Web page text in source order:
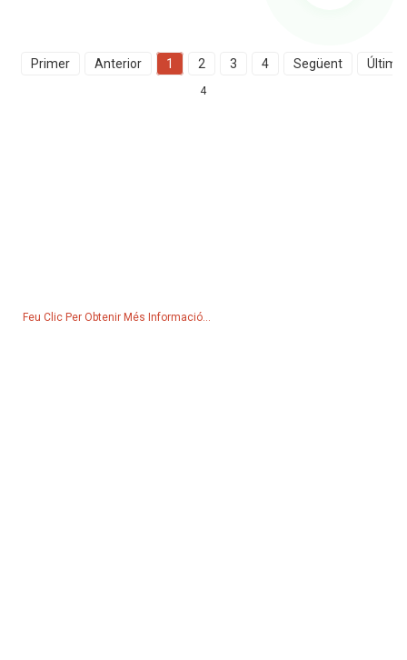
Primer Anterior 1 2 3 4 Següent Últim
4
Feu Clic Per Obtenir Més Informació...